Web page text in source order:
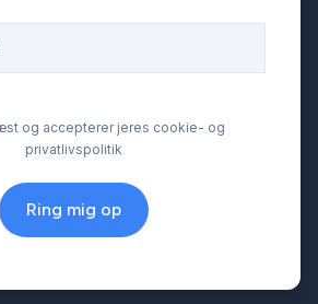
og accepterer jeres cookie- og
privatlivspolitik
Ring mig op